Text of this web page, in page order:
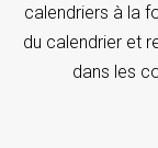
calendriers à la
du calendrier et
dans les